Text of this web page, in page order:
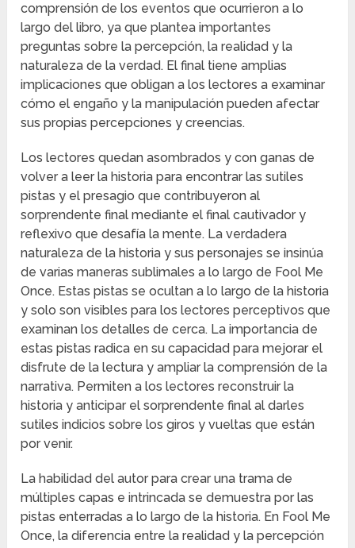
comprensión de los eventos que ocurrieron a lo
largo del libro, ya que plantea importantes
preguntas sobre la percepción, la realidad y la
naturaleza de la verdad. El final tiene amplias
implicaciones que obligan a los lectores a examinar
cómo el engaño y la manipulación pueden afectar
sus propias percepciones y creencias.
Los lectores quedan asombrados y con ganas de
volver a leer la historia para encontrar las sutiles
pistas y el presagio que contribuyeron al
sorprendente final mediante el final cautivador y
reflexivo que desafía la mente. La verdadera
naturaleza de la historia y sus personajes se insinúa
de varias maneras sublimales a lo largo de Fool Me
Once. Estas pistas se ocultan a lo largo de la historia
y solo son visibles para los lectores perceptivos que
examinan los detalles de cerca. La importancia de
estas pistas radica en su capacidad para mejorar el
disfrute de la lectura y ampliar la comprensión de la
narrativa. Permiten a los lectores reconstruir la
historia y anticipar el sorprendente final al darles
sutiles indicios sobre los giros y vueltas que están
por venir.
La habilidad del autor para crear una trama de
múltiples capas e intrincada se demuestra por las
pistas enterradas a lo largo de la historia. En Fool Me
Once, la diferencia entre la realidad y la percepción